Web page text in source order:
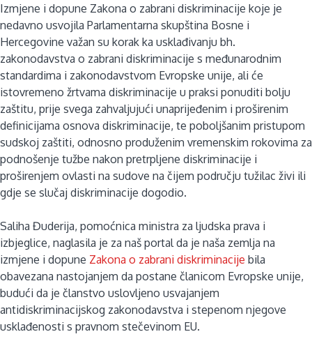
Izmjene i dopune Zakona o zabrani diskriminacije koje je
nedavno usvojila Parlamentarna skupština Bosne i
Hercegovine važan su korak ka usklađivanju bh.
zakonodavstva o zabrani diskriminacije s međunarodnim
standardima i zakonodavstvom Evropske unije, ali će
istovremeno žrtvama diskriminacije u praksi ponuditi bolju
zaštitu, prije svega zahvaljujući unaprijeđenim i proširenim
definicijama osnova diskriminacije, te poboljšanim pristupom
sudskoj zaštiti, odnosno produženim vremenskim rokovima za
podnošenje tužbe nakon pretrpljene diskriminacije i
proširenjem ovlasti na sudove na čijem području tužilac živi ili
gdje se slučaj diskriminacije dogodio.
Saliha Đuderija, pomoćnica ministra za ljudska prava i
izbjeglice, naglasila je za naš portal da je naša zemlja na
izmjene i dopune Zakona o zabrani diskriminacije bila
obavezana nastojanjem da postane članicom Evropske unije,
budući da je članstvo uslovljeno usvajanjem
antidiskriminacijskog zakonodavstva i stepenom njegove
usklađenosti s pravnom stečevinom EU.